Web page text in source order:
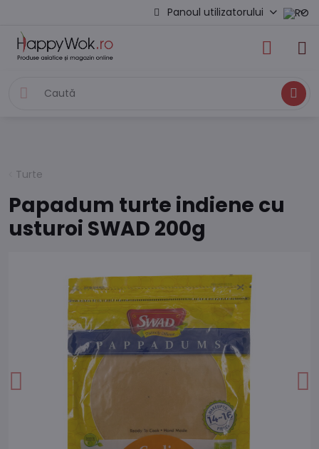
Panoul utilizatorului
Caută
Turte
Papadum turte indiene cu
usturoi SWAD 200g